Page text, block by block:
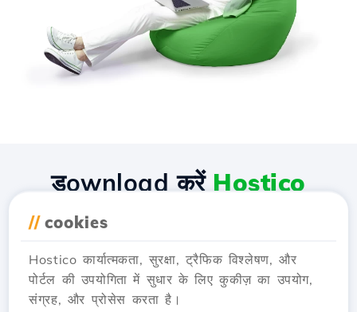
// cookies
Hostico कार्यात्मकता, सुरक्षा, ट्रैफिक विश्लेषण, और
पोर्टल की उपयोगिता में सुधार के लिए कुकीज़ का उपयोग,
संग्रह, और प्रोसेस करता है।
डownload करें Hostico